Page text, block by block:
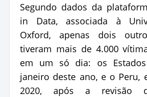
Segundo dados da
in Data, associada à
Oxford, apenas dois
tiveram mais de 4.000
em um só dia: os
janeiro deste ano, e o Peru,
2020, após a revisão